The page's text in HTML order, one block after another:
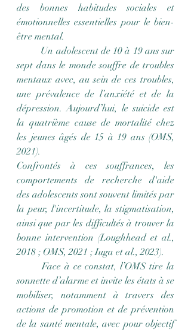
des bonnes habitudes sociales et
émotionnelles essentielles pour le bien-
être mental.
sept dans le monde souffre de troubles
mentaux avec, au sein de ces troubles,
une prévalence de l’anxiété et de la
dépression. Aujourd’hui, le suicide est
la quatrième cause de mortalité chez
les jeunes âgés de 15 à 19 ans (OMS,
2021).
Confrontés à ces souffrances, les
comportements de recherche d'aide
des adolescents sont souvent limités par
la peur, l'incertitude, la stigmatisation,
ainsi que par les difficultés à trouver la
bonne intervention (Loughhead et al.,
2018 ; OMS, 2021 ; Iuga et al., 2023).
	Face à ce constat, l’OMS tire la
sonnette d’alarme et invite les états à se
mobiliser, notamment à travers des
actions de promotion et de prévention
de la santé mentale, avec pour objectif